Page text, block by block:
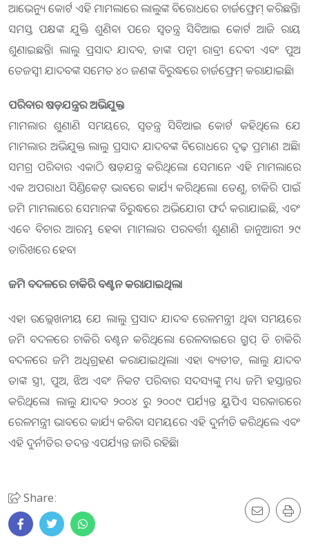
ଆଭେନ୍ୟୁ କୋର୍ଟ ଏହି ମାମଲାରେ ଲାଲୁଙ୍କ ବିରୋଧରେ ଚାର୍ଜଫ୍ରେମ୍ କରିଛନ୍ତି।
ସମସ୍ତ ପକ୍ଷଙ୍କ ଯୁକ୍ତି ଶୁଣିବା ପରେ ସ୍ୱତନ୍ତ୍ର ସିବିଆଇ କୋର୍ଟ ଆଜି ରାୟ
ଶୁଣାଇଛନ୍ତି। ଲାଲୁ ପ୍ରସାଦ ଯାଦବ, ତାଙ୍କ ପତ୍ନୀ ରାବ୍ରୀ ଦେବୀ ଏବଂ ପୁଅ
ତେଜସ୍ୱୀ ଯାଦବଙ୍କ ସମେତ ୪୦ ଜଣଙ୍କ ବିରୁଦ୍ଧରେ ଚାର୍ଜଫ୍ରେମ୍ କରାଯାଇଛି।
ପରିବାର ଷଡ଼ଯନ୍ତ୍ରର ଅଭିଯୁକ୍ତ
ମାମଲାର ଶୁଣାଣି ସମୟରେ, ସ୍ୱତନ୍ତ୍ର ସିବିଆଇ କୋର୍ଟ କହିଥିଲେ ଯେ
ମାମଲାର ଅଭିଯୁକ୍ତ ଲାଲୁ ପ୍ରସାଦ ଯାଦବଙ୍କ ବିରୋଧରେ ଦୃଢ଼ ପ୍ରମାଣ ଅଛି।
ସମଗ୍ର ପରିବାର ଏକାଠି ଷଡ଼ଯନ୍ତ୍ର କରିଥିଲେ। ସେମାନେ ଏହି ମାମଲାରେ
ଏକ ଅପରାଧୀ ସିଣ୍ଡିକେଟ୍ ଭାବରେ କାର୍ଯ୍ୟ କରିଥିଲେ। ତେଣୁ, ଚାକିରି ପାଇଁ
ଜମି ମାମଲାରେ ସେମାନଙ୍କ ବିରୁଦ୍ଧରେ ଅଭିଯୋଗ ଫର୍ଦ କରାଯାଇଛି, ଏବଂ
ଏବେ ବିଚାର ଆରମ୍ଭ ହେବ। ମାମଲାର ପରବର୍ତ୍ତୀ ଶୁଣାଣି ଜାନୁଆରୀ ୨୯
ତାରିଖରେ ହେବ।
ଜମି ବଦଳରେ ଚାକିରି ବଣ୍ଟନ କରାଯାଇଥିଲା
ଏହା ଉଲ୍ଲେଖନୀୟ ଯେ ଲାଲୁ ପ୍ରସାଦ ଯାଦବ ରେଳମନ୍ତ୍ରୀ ଥିବା ସମୟରେ
ଜମି ବଦଳରେ ଚାକିରି ବଣ୍ଟନ କରିଥିଲେ। ରେଳବାଇରେ ଗ୍ରୁପ୍ ଡି ଚାକିରି
ବଦଳରେ ଜମି ଅଧିଗ୍ରହଣ କରାଯାଇଥିଲା। ଏହା ବ୍ୟତୀତ, ଲାଲୁ ଯାଦବ
ତାଙ୍କ ସ୍ତ୍ରୀ, ପୁଅ, ଝିଅ ଏବଂ ନିକଟ ପରିବାର ସଦସ୍ୟଙ୍କୁ ମଧ୍ୟ ଜମି ହସ୍ତାନ୍ତର
କରିଥିଲେ। ଲାଲୁ ଯାଦବ ୨୦୦୪ ରୁ ୨୦୦୯ ପର୍ଯ୍ୟନ୍ତ ୟୁପିଏ ସରକାରରେ
ରେଳମନ୍ତ୍ରୀ ଭାବରେ କାର୍ଯ୍ୟ କରିବା ସମୟରେ ଏହି ଦୁର୍ନୀତି କରିଥିଲେ ଏବଂ
ଏହି ଦୁର୍ନୀତିର ତଦନ୍ତ ଏପର୍ଯ୍ୟନ୍ତ ଜାରି ରହିଛି।
Share: